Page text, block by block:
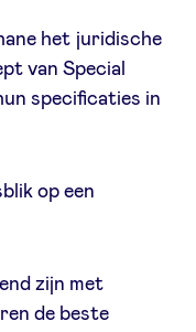
het juridische
van Special
specificaties in
op een
zijn met
de beste